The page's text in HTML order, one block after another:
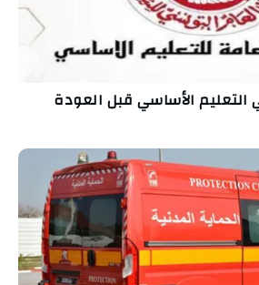
التعليم الأساسي قبل العودة